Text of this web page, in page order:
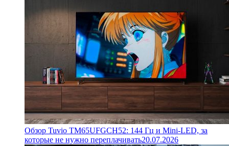
Обзор Tuvio TM65UFGCH52: 144 Гц и Mini-LED, за
которые не нужно переплачивать20.07.2026